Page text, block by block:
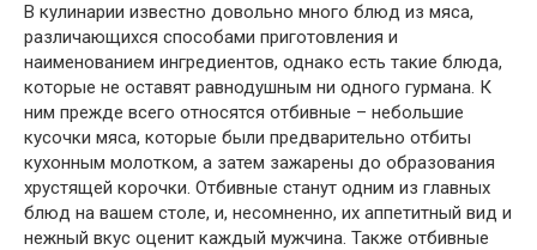
В кулинарии известно довольно много блюд из мяса,
различающихся способами приготовления и
наименованием ингредиентов, однако есть такие блюда,
которые не оставят равнодушным ни одного гурмана. К
ним прежде всего относятся отбивные – небольшие
кусочки мяса, которые были предварительно отбиты
кухонным молотком, а затем зажарены до образования
хрустящей корочки. Отбивные станут одним из главных
блюд на вашем столе, и, несомненно, их аппетитный вид и
нежный вкус оценит каждый мужчина. Также отбивные